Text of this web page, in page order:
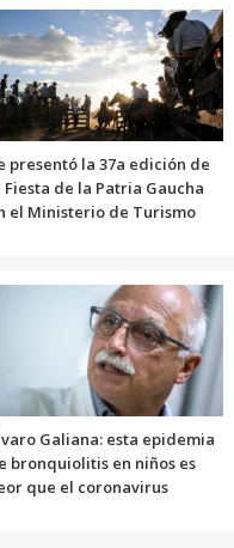
presentó la 37a edición de
Fiesta de la Patria Gaucha
el Ministerio de Turismo
Galiana: esta epidemia
bronquiolitis en niños es
que el coronavirus